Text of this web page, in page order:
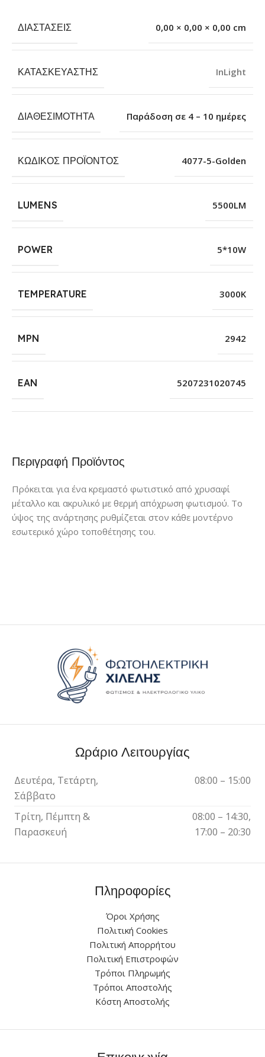
Περιγραφή Προϊόντος
Πρόκειται για ένα κρεμαστό φωτιστικό από χρυσαφί
μέταλλο και ακρυλικό με θερμή απόχρωση φωτισμού. Το
ύψος της ανάρτησης ρυθμίζεται στον κάθε μοντέρνο
εσωτερικό χώρο τοποθέτησης του.
ΔΙΑΣΤΆΣΕΙΣ 0,00 × 0,00 × 0,00 cm
ΚΑΤΑΣΚΕΥΑΣΤΉΣ InLight
ΔΙΑΘΕΣΙΜΌΤΗΤΑ Παράδοση σε 4 – 10 ημέρες
ΚΩΔΙΚΌΣ ΠΡΟΪΌΝΤΟΣ 4077-5-Golden
LUMENS 5500LM
POWER 5*10W
TEMPERATURE 3000K
MPN 2942
EAN 5207231020745
Ωράριο Λειτουργίας
Δευτέρα, Τετάρτη,
Σάββατο
08:00 – 15:00
Τρίτη, Πέμπτη &
Παρασκευή
08:00 – 14:30,
17:00 – 20:30
Πληροφορίες
Όροι Χρήσης
Πολιτική Cookies
Πολιτική Απορρήτου
Πολιτική Επιστροφών
Τρόποι Πληρωμής
Τρόποι Αποστολής
Κόστη Αποστολής